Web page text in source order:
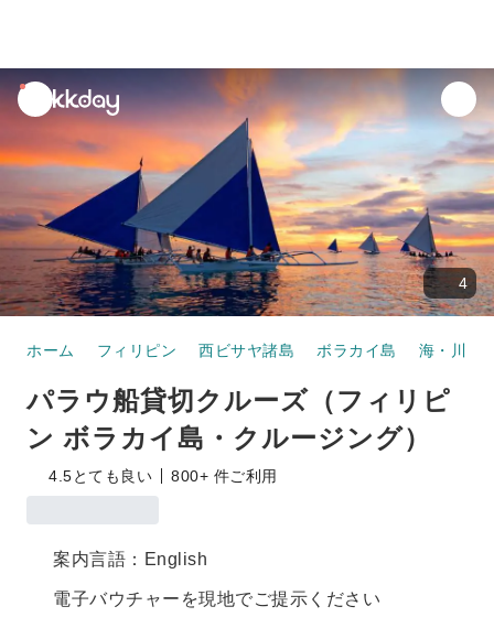
unread
notifications
4
ホーム フィリピン 西ビサヤ諸島 ボラカイ島 海・川・
パラウ船貸切クルーズ（フィリピ
ン ボラカイ島・クルージング）
4.5とても良い 800+ 件ご利用
案内言語：English
電子バウチャーを現地でご提示ください